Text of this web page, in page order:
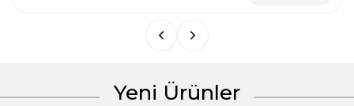
Yeni Ürünler